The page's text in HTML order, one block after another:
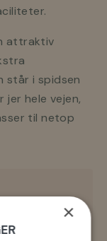
attraktiv
står i spidsen
hele vejen,
til netop
se ud for
×